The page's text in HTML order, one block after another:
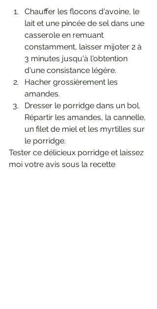
Chauffer les flocons d'avoine, le
lait et une pincée de sel dans une
casserole en remuant
constamment, laisser mijoter 2 à
3 minutes jusqu'à l'obtention
d'une consistance légère.
Hacher grossièrement les
amandes.
Dresser le porridge dans un bol.
Répartir les amandes, la cannelle,
un filet de miel et les myrtilles sur
le porridge.
Tester ce délicieux porridge et laissez
moi votre avis sous la recette